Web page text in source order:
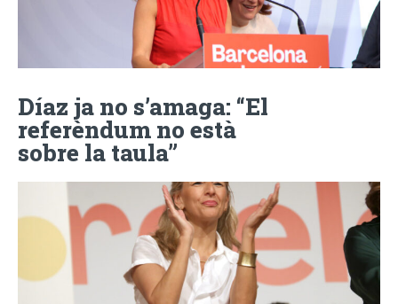
Díaz ja no s’amaga: “El
referèndum no està
sobre la taula”